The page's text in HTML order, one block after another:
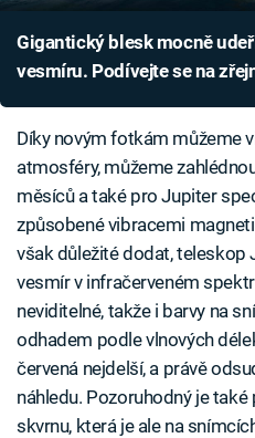
Gigantický blesk mocně
vesmíru. Podívejte se na
Díky novým fotkám můžeme
atmosféry, můžeme
měsíců a také pro Jupiter
způsobené vibracemi
však důležité dodat, teleskop
vesmír v infračerveném
neviditelné, takže i barvy na
odhadem podle vlnových
červená nejdelší, a právě
náhledu. Pozoruhodný je
skvrnu, která je ale na